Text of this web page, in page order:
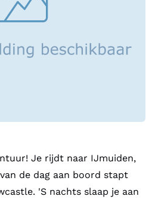
Je rijdt naar IJmuiden,
de dag aan boord stapt
'S nachts slaap je aan